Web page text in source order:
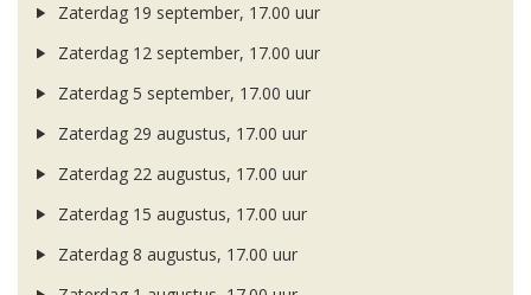
Zaterdag 19 september, 17.00 uur
Zaterdag 12 september, 17.00 uur
Zaterdag 5 september, 17.00 uur
Zaterdag 29 augustus, 17.00 uur
Zaterdag 22 augustus, 17.00 uur
Zaterdag 15 augustus, 17.00 uur
Zaterdag 8 augustus, 17.00 uur